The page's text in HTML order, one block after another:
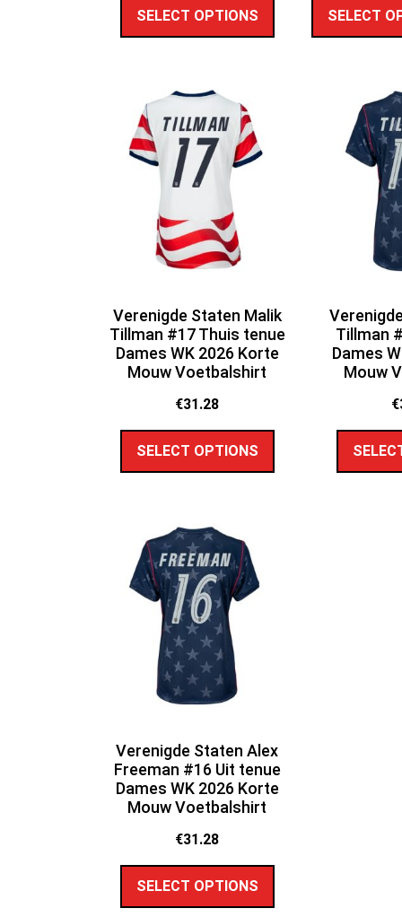
SELECT OPTIONS SELECT
Verenigde Staten Malik
Tillman #17 Thuis tenue
Dames WK 2026 Korte
Mouw Voetbalshirt
€31.28
SELECT OPTIONS
Tillman
Dames
Mouw
€
Verenigde Staten Alex
Freeman #16 Uit tenue
Dames WK 2026 Korte
Mouw Voetbalshirt
€31.28
SELECT OPTIONS